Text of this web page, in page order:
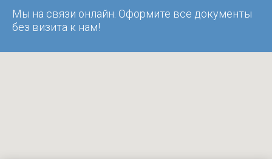
Мы на связи онлайн. Оформите все документы
без визита к нам!